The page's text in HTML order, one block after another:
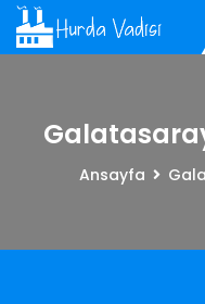
Ansayfa